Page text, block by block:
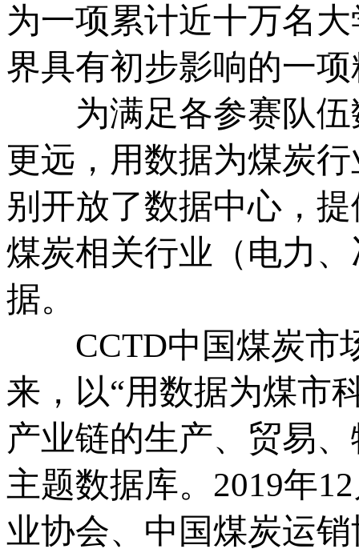
为一项累计近十万名
界具有初步影响的一
为满足各参赛队伍
更远，用数据为煤炭
别开放了数据中心，
煤炭相关行业（电力
据。
CCTD中国煤炭市
来，以“用数据为煤市
产业链的生产、贸易
主题数据库。2019年
业协会、中国煤炭运